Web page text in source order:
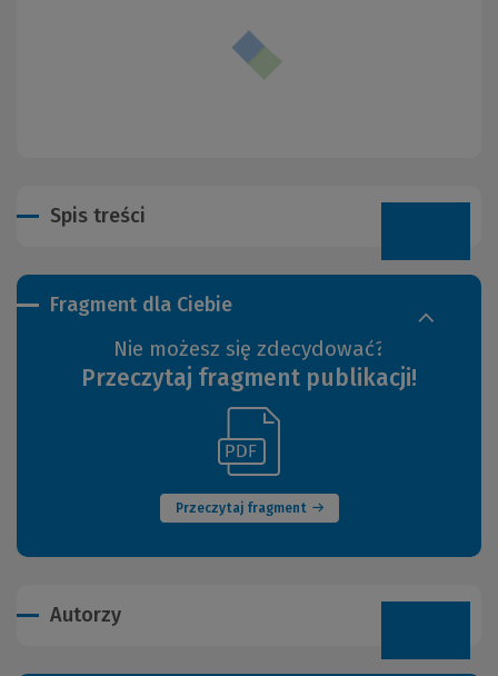
Fragment dla Ciebie
Nie możesz się zdecydować?
Przeczytaj fragment publikacji!
Przeczytaj fragment
(Nowe
okno)
innej
strony)
Spis treści
Autorzy